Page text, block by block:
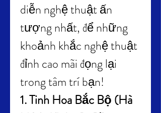
diễn nghệ thuật ấn
tượng nhất, để những
khoảnh khắc nghệ thuật
đỉnh cao mãi đọng lại
trong tâm trí bạn!
1. Tinh Hoa Bắc Bộ (Hà